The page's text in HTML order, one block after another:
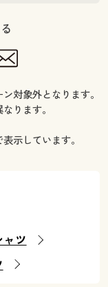
対象外となります。
ります。
示しています。
ツ